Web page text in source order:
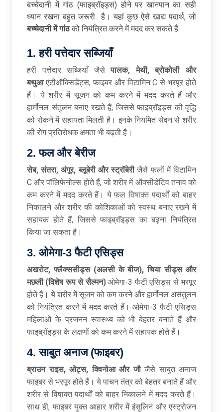
बच्चेदानी में गांठ (फाइब्रॉइड्स) होने पर खानपान का सही
ध्यान रखना बहुत जरूरी है। यहां कुछ ऐसे खाद्य पदार्थ, जो
बच्चेदानी मेंगांठको नियंत्रित करने में मदद कर सकते हैं:
1. हरी पत्तेदार सब्जियाँ
हरी पत्तेदार सब्जियाँ जैसेपालक, मेथी, ब्रोकोली और
बथुआएंटीऑक्सिडेंट्स, फाइबर और विटामिन C से भरपूर होते
हैं। ये शरीर में सूजन को कम करने में मदद करते हैं और
हार्मोनल संतुलन बनाए रखते हैं, जिससे फाइब्रॉइड्स की वृद्धि
को रोकने में सहायता मिलती है। इनके नियमित सेवन से शरीर
की रोग प्रतिरोधक क्षमता भी बढ़ती है।
2. फल और बेरीज
सेब, संतरा, अंगूर, ब्लूबेरी और स्ट्रॉबेरीजैसे फलों में विटामिन
C और पॉलिफेनोल्स होते हैं, जो शरीर में ऑक्सीडेटिव तनाव को
कम करने में मदद करते हैं। ये फल विषाक्त पदार्थों को बाहर
निकालने और शरीर की कोशिकाओं को स्वस्थ बनाए रखने में
सहायक होते हैं, जिससे फाइब्रॉइड्स का बढ़ना नियंत्रित
किया जा सकता है।
3. ओमेगा-3 फैटी एसिड्स
अखरोट, फ्लैक्ससीड्स (अलसी के बीज), चिया सीड्स और
मछली (विशेष रूप से सैल्मन)ओमेगा-3 फैटी एसिड्स से भरपूर
होते हैं। ये शरीर में सूजन को कम करने और हार्मोनल असंतुलन
को नियंत्रित करने में मदद करते हैं। ओमेगा-3 फैटी एसिड्स
महिलाओं के प्रजनन स्वास्थ्य को भी बेहतर बनाते हैं और
फाइब्रॉइड्स के लक्षणों को कम करने में सहायक होते हैं।
4. साबुत अनाज (फाइबर)
ब्राउन राइस, ओट्स, क्विनोआ और जौ जैसे साबुत अनाज
फाइबर से भरपूर होते हैं। ये पाचन तंत्र को बेहतर बनाते हैं और
शरीर से विषाक्त पदार्थों को बाहर निकालने में मदद करते हैं।
साथ ही, फाइबर युक्त आहार शरीर में इंसुलिन और एस्ट्रोजन